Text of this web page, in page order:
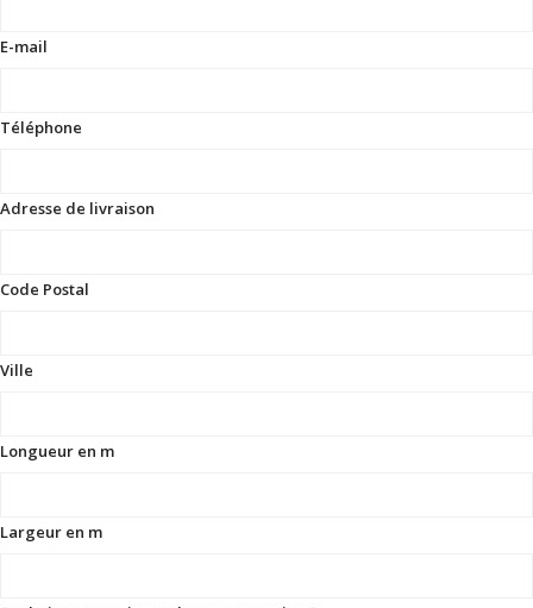
E-mail
Téléphone
Adresse de livraison
Code Postal
Ville
Longueur en m
Largeur en m